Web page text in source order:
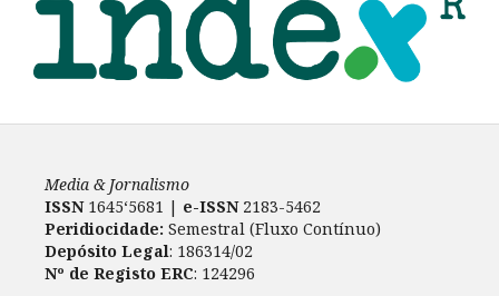
Media & Jornalismo
ISSN 1645‘5681 | e-ISSN2183-5462
Peridiocidade: Semestral (Fluxo Contínuo)
Depósito Legal: 186314/02
Nº de Registo ERC: 124296